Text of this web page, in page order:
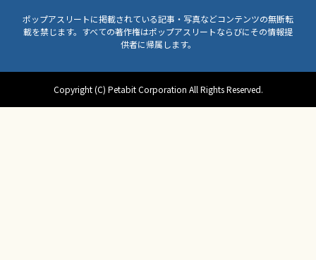
ポップアスリートに掲載されている記事・写真などコンテンツの無断転
載を禁じます。すべての著作権はポップアスリートならびにその情報提
供者に帰属します。
Copyright (C) Petabit Corporation All Rights Reserved.